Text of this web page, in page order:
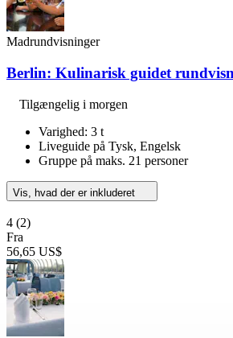
Madrundvisninger
Berlin: Kulinarisk guidet
Tilgængelig i morgen
Varighed: 3 t
Liveguide på Tysk, Engelsk
Gruppe på maks. 21 personer
Vis, hvad der er inkluderet
4 (2)
Fra
56,65 US$